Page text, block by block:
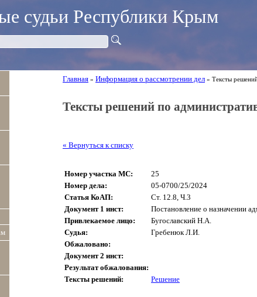
судьи Республики Крым
Главная » Информация о рассмотрении дел » Тексты
Тексты решений по
« Вернуться к списку
Номер участка МС:
25
Номер дела:
05-0700/25/2024
Статья КоАП:
Ст. 12.8, Ч.3
Документ 1 инст:
Постановление о назначении
Привлекаемое лицо:
Бугославский Н.А.
Судья:
Гребенюк Л.И.
Обжаловано:
Документ 2 инст:
Результат обжалования:
Тексты решений:
Решение